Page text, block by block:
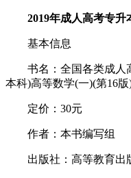
2019年成人高考专
基本信息
书名：全国各类成人
本科)高等数学(一)(第16版
定价：30元
作者：本书编写组
出版社：高等教育出